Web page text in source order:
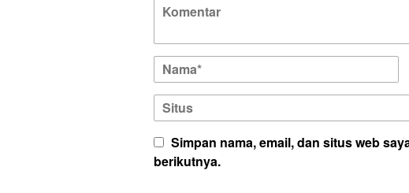
Simpan nama, email, dan situs web
berikutnya.